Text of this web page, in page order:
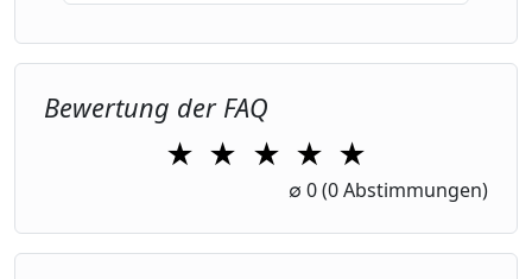
Bewertung der FAQ
★ ★
2 Stars
★
3 Stars
★
4 Stars
★
5 Stars
∅ 0(0 Abstimmungen)